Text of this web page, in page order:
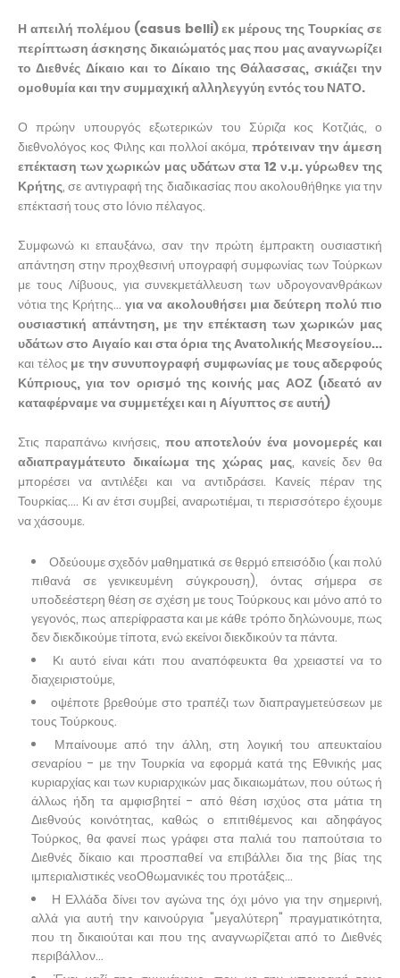
Η απειλή πολέμου (casus belli) εκ μέρους της Τουρκίας σε
περίπτωση άσκησης δικαιώματός μας που μας αναγνωρίζει
το Διεθνές Δίκαιο και το Δίκαιο της Θάλασσας, σκιάζει την
ομοθυμία και την συμμαχική αλληλεγγύη εντός του ΝΑΤΟ.
Ο πρώην υπουργός εξωτερικών του Σύριζα κος Κοτζιάς, ο
διεθνολόγος κος Φιλης και πολλοί ακόμα, πρότειναν την άμεση
επέκταση των χωρικών μας υδάτων στα 12 ν.μ. γύρωθεν της
Κρήτης, σε αντιγραφή της διαδικασίας που ακολουθήθηκε για την
επέκτασή τους στο Ιόνιο πέλαγος.
Συμφωνώ κι επαυξάνω, σαν την πρώτη έμπρακτη ουσιαστική
απάντηση στην προχθεσινή υπογραφή συμφωνίας των Τούρκων
με τους Λίβυους, για συνεκμετάλλευση των υδρογονανθράκων
νότια της Κρήτης...για να ακολουθήσει μια δεύτερη πολύ πιο
ουσιαστική απάντηση, με την επέκταση των χωρικών μας
υδάτων στο Αιγαίο και στα όρια της Ανατολικής Μεσογείου...
και τέλοςμε την συνυπογραφή συμφωνίας με τους αδερφούς
Κύπριους, για τον ορισμό της κοινής μας ΑΟΖ (ιδεατό αν
καταφέρναμε να συμμετέχει και η Αίγυπτος σε αυτή)
Στις παραπάνω κινήσεις, που αποτελούν ένα μονομερές και
αδιαπραγμάτευτο δικαίωμα της χώρας μας, κανείς δεν θα
μπορέσει να αντιλέξει και να αντιδράσει. Κανείς πέραν της
Τουρκίας.... Κι αν έτσι συμβεί, αναρωτιέμαι, τι περισσότερο έχουμε
να χάσουμε.
Οδεύουμε σχεδόν μαθηματικά σε θερμό επεισόδιο (και πολύ
πιθανά σε γενικευμένη σύγκρουση), όντας σήμερα σε
υποδεέστερη θέση σε σχέση με τους Τούρκους και μόνο από το
γεγονός, πως απερίφραστα και με κάθε τρόπο δηλώνουμε, πως
δεν διεκδικούμε τίποτα, ενώ εκείνοι διεκδικούν τα πάντα.
Κι αυτό είναι κάτι που αναπόφευκτα θα χρειαστεί να το
διαχειριστούμε,
οψέποτε βρεθούμε στο τραπέζι των διαπραγμετεύσεων με
τους Τούρκους.
Μπαίνουμε από την άλλη, στη λογική του απευκταίου
σεναρίου - με την Τουρκία να εφορμά κατά της Εθνικής μας
κυριαρχίας και των κυριαρχικών μας δικαιωμάτων, που ούτως ή
άλλως ήδη τα αμφισβητεί - από θέση ισχύος στα μάτια τη
Διεθνούς κοινότητας, καθώς ο επιτιθέμενος και αδηφάγος
Τούρκος, θα φανεί πως γράφει στα παλιά του παπούτσια το
Διεθνές δίκαιο και προσπαθεί να επιβάλλει δια της βίας της
ιμπεριαλιστικές νεοΟθωμανικές του προτάξεις...
Η Ελλάδα δίνει τον αγώνα της όχι μόνο για την σημερινή,
αλλά για αυτή την καινούργια "μεγαλύτερη" πραγματικότητα,
που τη δικαιούται και που της αναγνωρίζεται από το Διεθνές
περιβάλλον...